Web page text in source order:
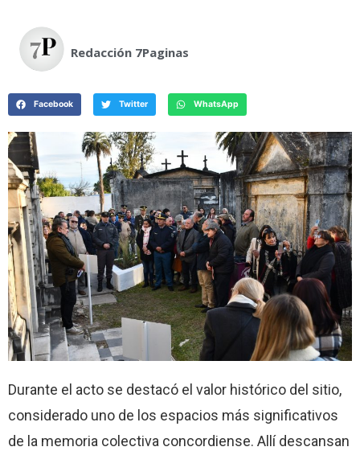
Redacción 7Paginas
Facebook Twitter WhatsApp
Durante el acto se destacó el valor histórico del sitio,
considerado uno de los espacios más significativos
de la memoria colectiva concordiense. Allí descansan